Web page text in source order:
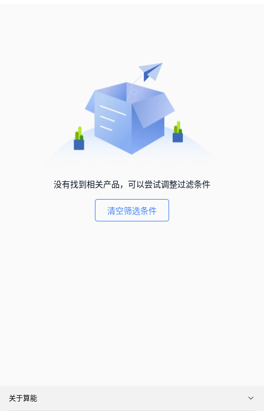
没有找到相关产品，可以尝试调整过滤条件
清空筛选条件
关于算能